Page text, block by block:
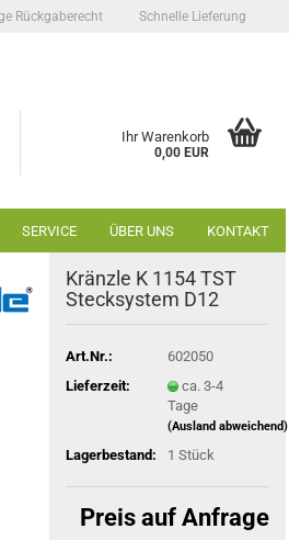
Rückgaberecht Schnelle Lieferung
Ihr Warenkorb
0,00 EUR
SERVICE ÜBER UNS KONTAKT
Kränzle K 1154 TST
Stecksystem D12
Art.Nr.:
602050
Lieferzeit:
ca. 3-4
Tage
(Ausland abweichend)
Lagerbestand: 1 Stück
Preis auf Anfrage